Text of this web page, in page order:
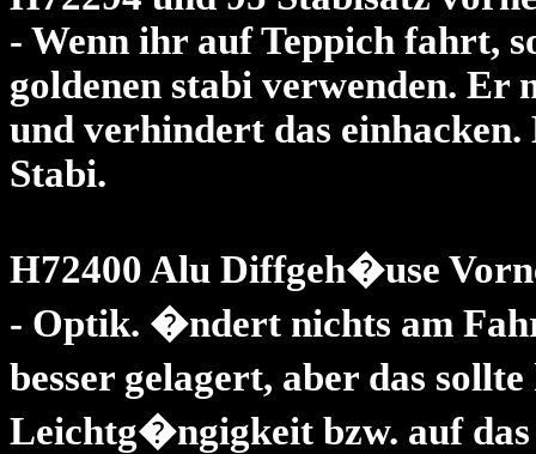
- Wenn ihr auf Teppich fahrt,
goldenen stabi verwenden. Er
und verhindert das
Stabi.
H72400 Alu Diffgeh�use
- Optik. �ndert nichts am
besser gelagert, aber das
Leichtg�ngigkeit bzw. auf